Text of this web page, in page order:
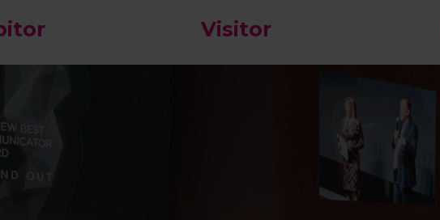
Visitor